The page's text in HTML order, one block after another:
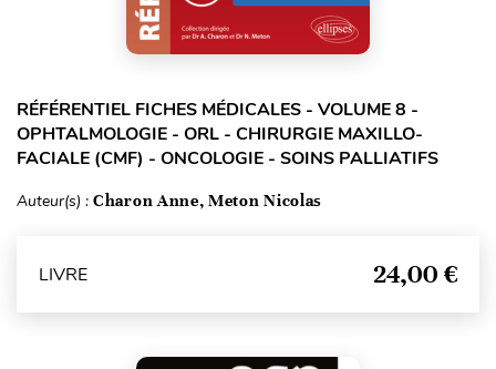
RÉFÉRENTIEL FICHES MÉDICALES - VOLUME 8 -
OPHTALMOLOGIE - ORL - CHIRURGIE MAXILLO-
FACIALE (CMF) - ONCOLOGIE - SOINS PALLIATIFS
Auteur(s) : Charon Anne, Meton Nicolas
LIVRE 24,00 €